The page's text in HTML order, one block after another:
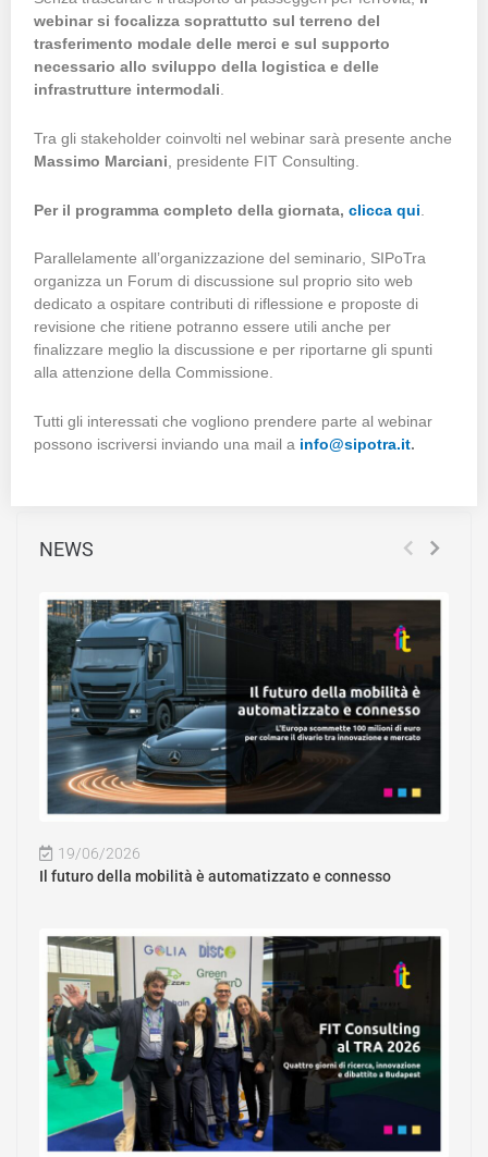
webinar si focalizza soprattutto sul terreno del
trasferimento modale delle merci e sul supporto
necessario allo sviluppo della logistica e delle
infrastrutture intermodali
Tra gli stakeholder coinvolti nel webinar sarà presente anche
Massimo Marciani , presidente FIT Consulting.
Per il programma completo della giornata,clicca qui
Parallelamente all’organizzazione del seminario, SIPoTra
organizza un Forum di discussione sul proprio sito web
dedicato a ospitare contributi di riflessione e proposte di
revisione che ritiene potranno essere utili anche per
finalizzare meglio la discussione e per riportarne gli spunti
alla attenzione della Commissione.
Tutti gli interessati che vogliono prendere parte al webinar
possono iscriversi inviando una mail a info@sipotra.it.
NEWS
19/06/2026
Il futuro della mobilità è automatizzato e connesso